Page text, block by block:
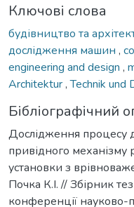
Ключові слова
будівництво та
дослідження машин ,
engineering and design ,
Architektur,Technik und
Бібліографічний
Дослідження процесу
привідного механізму
установки з
Почка К.І. // Збірник
конференції науково-